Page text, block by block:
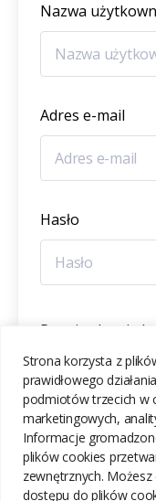
Strona korzysta z
prawidłowego
podmiotów trzecich w
marketingowych,
Informacje
plików cookies
zewnętrznych.
dostępu do plików
Nazwa
Adres e-mail
Hasło
Potwierdzenie